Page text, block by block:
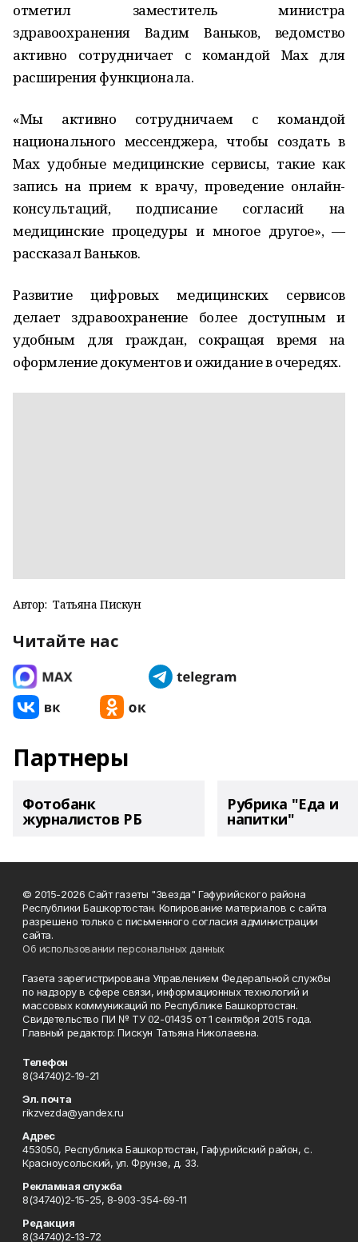
отметил заместитель министра
здравоохранения Вадим Ваньков, ведомство
активно сотрудничает с командой Max для
расширения функционала.
«Мы активно сотрудничаем с командой
национального мессенджера, чтобы создать в
Max удобные медицинские сервисы, такие как
запись на прием к врачу, проведение онлайн-
консультаций, подписание согласий на
медицинские процедуры и многое другое», —
рассказал Ваньков.
Развитие цифровых медицинских сервисов
делает здравоохранение более доступным и
удобным для граждан, сокращая время на
оформление документов и ожидание в очередях.
Автор: Татьяна Пискун
Читайте нас
Партнеры
Фотобанк
журналистов РБ
Рубрика "Еда и
напитки"
© 2015-2026 Сайт газеты "Звезда" Гафурийского района
Республики Башкортостан. Копирование материалов с сайта
разрешено только с письменного согласия администрации
сайта.
Об использовании персональных данных
Газета зарегистрирована Управлением Федеральной службы
по надзору в сфере связи, информационных технологий и
массовых коммуникаций по Республике Башкортостан.
Свидетельство ПИ № ТУ 02-01435 от 1 сентября 2015 года.
Главный редактор: Пискун Татьяна Николаевна.
Телефон
8(34740)2-19-21
Эл. почта
rikzvezda@yandex.ru
Адрес
453050, Республика Башкортостан, Гафурийский район, с.
Красноусольский, ул. Фрунзе, д. 33.
Рекламная служба
8(34740)2-15-25, 8-903-354-69-11
Редакция
8(34740)2-13-72